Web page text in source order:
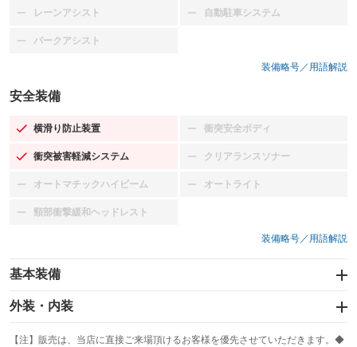
レーンアシスト
：装備なし 自動駐車システム
：装備なし
パークアシスト
：装備なし
装備略号／用語解説
安全装備
横滑り防止装置
：装備あり 衝突安全ボディ
：装備なし
衝突被害軽減システム
：装備あり クリアランスソナー
：装備なし
オートマチックハイビーム
：装備なし オートライト
：装備なし
頸部衝撃緩和ヘッドレスト
：装備なし
装備略号／用語解説
基本装備
エアバッグ：運転席/助手席/サイド
：装備あり
：装備なし
外装・内装
カーナビ：メモリーナビ他
：装備あり
【注】販売は、当店に直接ご来場頂けるお客様を優先させていただきます。◆